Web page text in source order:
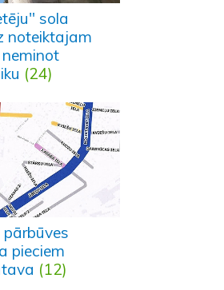
sola
noteiktajam
(24)
pieciem
(12)